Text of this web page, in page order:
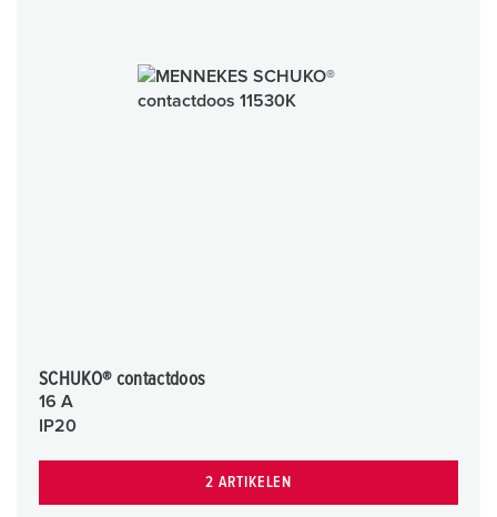
SCHUKO® contactdoos
16 A
IP20
2 ARTIKELEN